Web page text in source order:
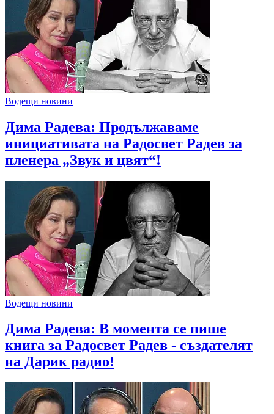
Водещи новини
Дима Радева: Продължаваме
инициативата на Радосвет Радев за
пленера „Звук и цвят“!
Водещи новини
Дима Радева: В момента се пише
книга за Радосвет Радев - създателят
на Дарик радио!